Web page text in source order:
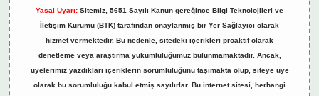
Yasal Uyarı: Sitemiz, 5651 Sayılı Kanun gereğince Bilgi Teknolojileri ve
İletişim Kurumu (BTK) tarafından onaylanmış bir Yer Sağlayıcı olarak
hizmet vermektedir. Bu nedenle, sitedeki içerikleri proaktif olarak
denetleme veya araştırma yükümlülüğümüz bulunmamaktadır. Ancak,
üyelerimiz yazdıkları içeriklerin sorumluluğunu taşımakta olup, siteye üye
olarak bu sorumluluğu kabul etmiş sayılırlar. Bu internet sitesi, herhangi